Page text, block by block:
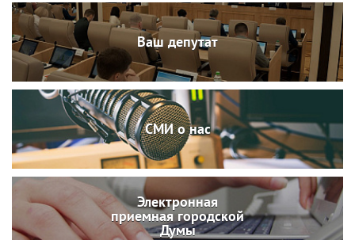
Ваш депутат
СМИ о нас
Электронная
приемная городской
Думы